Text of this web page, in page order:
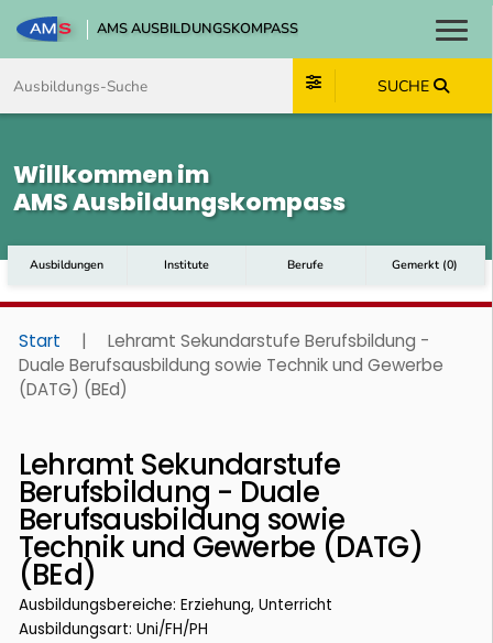
AMS AUSBILDUNGSKOMPASS
SUCHE
Willkommen im
AMS Ausbildungskompass
Ausbildungen Institute Berufe Gemerkt (0)
Start |
Lehramt Sekundarstufe Berufsbildung -
Duale Berufsausbildung sowie Technik und Gewerbe
(DATG) (BEd)
Lehramt Sekundarstufe
Berufsbildung - Duale
Berufsausbildung sowie
Technik und Gewerbe (DATG)
(BEd)
Ausbildungsbereiche: Erziehung, Unterricht
Ausbildungsart: Uni/FH/PH